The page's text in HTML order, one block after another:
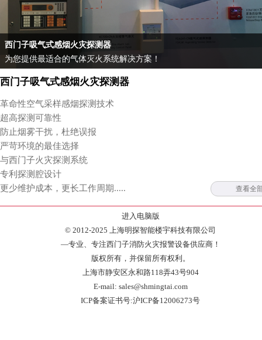
西门子吸气式感烟火灾探测器
为您提供最适合的气体灭火系统解决方案！
西门子吸气式感烟火灾探测器
革命性空气采样感烟探测技术
超高探测可靠性
防止烟雾干扰，杜绝误报
严苛环境的最佳选择
与西门子火灾探测系统
专利探测腔设计
更少维护成本，更长工作周期.....
查看全
进入电脑版
© 2012-2025 上海明探智能楼宇科技有限公司
—专业、专注西门子消防火灾报警设备供应商！
版权所有，并保留所有权利。
上海市静安区永和路118弄43号904
E-mail: sales@shmingtai.com
ICP备案证书号:沪ICP备12006273号